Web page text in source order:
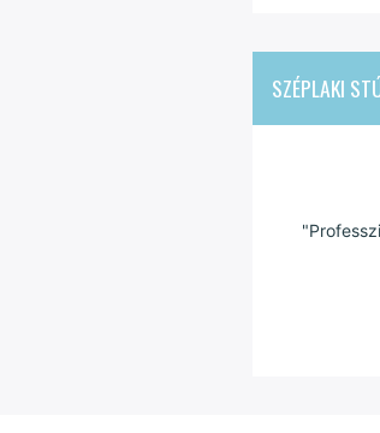
SZÉPLAKI